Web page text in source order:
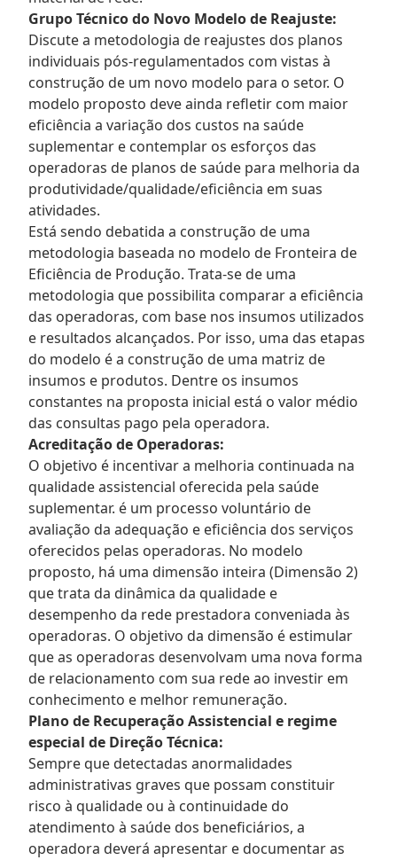
Grupo Técnico do Novo Modelo de Reajuste:
Discute a metodologia de reajustes dos planos
individuais pós-regulamentados com vistas à
construção de um novo modelo para o setor. O
modelo proposto deve ainda refletir com maior
eficiência a variação dos custos na saúde
suplementar e contemplar os esforços das
operadoras de planos de saúde para melhoria da
produtividade/qualidade/eficiência em suas
atividades.
Está sendo debatida a construção de uma
metodologia baseada no modelo de Fronteira de
Eficiência de Produção. Trata-se de uma
metodologia que possibilita comparar a eficiência
das operadoras, com base nos insumos utilizados
e resultados alcançados. Por isso, uma das etapas
do modelo é a construção de uma matriz de
insumos e produtos. Dentre os insumos
constantes na proposta inicial está o valor médio
das consultas pago pela operadora.
Acreditação de Operadoras:
O objetivo é incentivar a melhoria continuada na
qualidade assistencial oferecida pela saúde
suplementar. é um processo voluntário de
avaliação da adequação e eficiência dos serviços
oferecidos pelas operadoras. No modelo
proposto, há uma dimensão inteira (Dimensão 2)
que trata da dinâmica da qualidade e
desempenho da rede prestadora conveniada às
operadoras. O objetivo da dimensão é estimular
que as operadoras desenvolvam uma nova forma
de relacionamento com sua rede ao investir em
conhecimento e melhor remuneração.
Plano de Recuperação Assistencial e regime
especial de Direção Técnica:
Sempre que detectadas anormalidades
administrativas graves que possam constituir
risco à qualidade ou à continuidade do
atendimento à saúde dos beneficiários, a
operadora deverá apresentar e documentar as